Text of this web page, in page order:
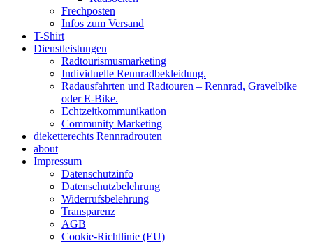
Frechposten
Infos zum Versand
T-Shirt
Dienstleistungen
Radtourismusmarketing
Individuelle Rennradbekleidung.
Radausfahrten und Radtouren – Rennrad, Gravelbike
oder E-Bike.
Echtzeitkommunikation
Community Marketing
dieketterechts Rennradrouten
about
Impressum
Datenschutzinfo
Datenschutzbelehrung
Widerrufsbelehrung
Transparenz
AGB
Cookie-Richtlinie (EU)